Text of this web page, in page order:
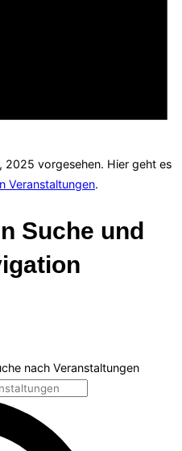
2025 vorgesehen. Hier geht es
Veranstaltungen.
Suche und
nach Veranstaltungen